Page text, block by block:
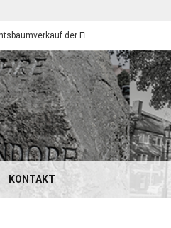
der Eilendorfer Pfadfinder
KONTAKT